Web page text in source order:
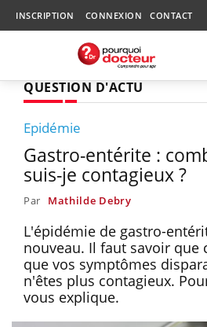
INSCRIPTION CONNEXION CONTACT
QUESTION D'ACTU
Epidémie
Gastro-entérite :
suis-je contagieux ?
Par Mathilde Debry
L'épidémie de gastro-
nouveau. Il faut savoir que
que vos symptômes
n'êtes plus contagieux.
vous explique.